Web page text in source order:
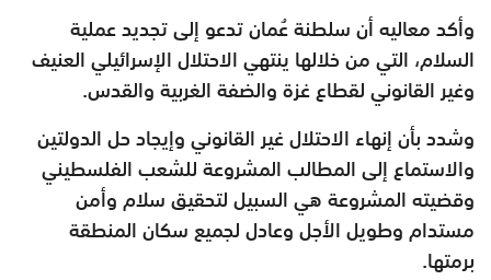
وأكد معاليه أن سلطنة عُمان تدعو إلى تجديد عملية
السلام، التي من خلالها ينتهي الاحتلال الإسرائيلي العنيف
وغير القانوني لقطاع غزة والضفة الغربية والقدس.
وشدد بأن إنهاء الاحتلال غير القانوني وإيجاد حل الدولتين
والاستماع إلى المطالب المشروعة للشعب الفلسطيني
وقضيته المشروعة هي السبيل لتحقيق سلام وأمن
مستدام وطويل الأجل وعادل لجميع سكان المنطقة
برمتها.